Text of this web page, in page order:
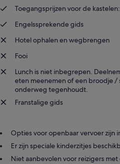
Toegangsprijzen voor de
Engelssprekende gids
Hotel ophalen en wegbrengen
Fooi
Lunch is niet inbegrepen.
eten meenemen of een broodje /
onderweg tegenhoudt.
Franstalige gids
Opties voor openbaar vervoer zijn
Er zijn speciale kinderzitjes
Niet aanbevolen voor reizigers